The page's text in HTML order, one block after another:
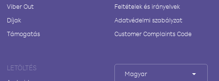
Viber Out
Díjak
Támogatás
Feltételek és irányelvek
Adatvédelmi szabályzat
Customer Complaints Code
LETÖLTÉS
Magyar